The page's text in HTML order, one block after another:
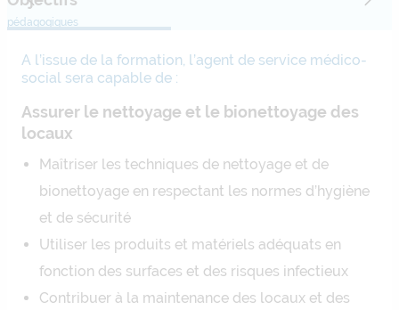
pédagogiques
A l’issue de la formation, l’agent de service médico-
social sera capable de :
Assurer le nettoyage et le bionettoyage des
locaux
Maîtriser les techniques de nettoyage et de
bionettoyage en respectant les normes d’hygiène
et de sécurité
Utiliser les produits et matériels adéquats en
fonction des surfaces et des risques infectieux
Contribuer à la maintenance des locaux et des